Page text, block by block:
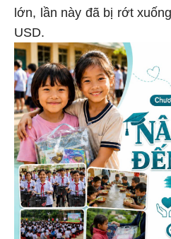
lớn, lần này đã bị rớt
USD.